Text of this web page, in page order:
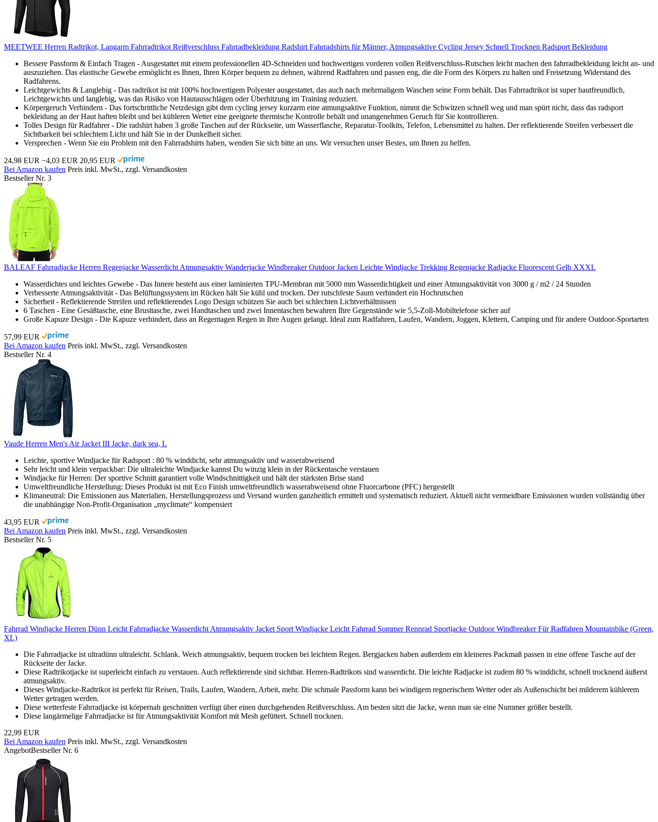
MEETWEE Herren Radtrikot, Langarm Fahrradtrikot Reißverschluss Fahrradbekleidung Radshirt Fahrradshirts für Männer, Atmungsaktive Cycling Jersey Schnell Trocknen Radsport Bekleidung
Bessere Passform & Einfach Tragen - Ausgestattet mit einem professionellen 4D-Schneiden und hochwertigen vorderen vollen Reißverschluss-Rutschen leicht machen den fahrradbekleidung leicht an- und
auszuziehen. Das elastische Gewebe ermöglicht es Ihnen, Ihren Körper bequem zu dehnen, während Radfahren und passen eng, die die Form des Körpers zu halten und Freisetzung Widerstand des
Radfahrens.
Leichtgewichts & Langlebig - Das radtrikot ist mit 100% hochwertigem Polyester ausgestattet, das auch nach mehrmaligem Waschen seine Form behält. Das Fahrradtrikot ist super hautfreundlich,
Leichtgewichts und langlebig, was das Risiko von Hautausschlägen oder Überhitzung im Training reduziert.
Körpergeruch Verhindern - Das fortschrittliche Netzdesign gibt dem cycling jersey kurzarm eine atmungsaktive Funktion, nimmt die Schwitzen schnell weg und man spürt nicht, dass das radsport
bekleidung an der Haut haften bleibt und bei kühleren Wetter eine geeignete thermische Kontrolle behält und unangenehmen Geruch für Sie kontrollieren.
Tolles Design für Radfahrer - Die radshirt haben 3 große Taschen auf der Rückseite, um Wasserflasche, Reparatur-Toolkits, Telefon, Lebensmittel zu halten. Der reflektierende Streifen verbessert die
Sichtbarkeit bei schlechtem Licht und hält Sie in der Dunkelheit sicher.
Versprechen - Wenn Sie ein Problem mit den Fahrradshirts haben, wenden Sie sich bitte an uns. Wir versuchen unser Bestes, um Ihnen zu helfen.
24,98 EUR −4,03 EUR 20,95 EUR
Bei Amazon kaufen Preis inkl. MwSt., zzgl. Versandkosten
Bestseller Nr. 3
BALEAF Fahrradjacke Herren Regenjacke Wasserdicht Atmungsaktiv Wanderjacke Windbreaker Outdoor Jacken Leichte Windjacke Trekking Regenjacke Radjacke Fluorescent Gelb XXXL
Wasserdichtes und leichtes Gewebe - Das Innere besteht aus einer laminierten TPU-Membran mit 5000 mm Wasserdichtigkeit und einer Atmungsaktivität von 3000 g / m2 / 24 Stunden
Verbesserte Atmungsaktivität - Das Belüftungssystem im Rücken hält Sie kühl und trocken. Der rutschfeste Saum verhindert ein Hochrutschen
Sicherheit - Reflektierende Streifen und reflektierendes Logo Design schützen Sie auch bei schlechten Lichtverhältnissen
6 Taschen - Eine Gesäßtasche, eine Brusttasche, zwei Handtaschen und zwei Innentaschen bewahren Ihre Gegenstände wie 5,5-Zoll-Mobiltelefone sicher auf
Große Kapuze Design - Die Kapuze verhindert, dass an Regentagen Regen in Ihre Augen gelangt. Ideal zum Radfahren, Laufen, Wandern, Joggen, Klettern, Camping und für andere Outdoor-Sportarten
57,99 EUR
Bei Amazon kaufen Preis inkl. MwSt., zzgl. Versandkosten
Bestseller Nr. 4
Vaude Herren Men's Air Jacket III Jacke, dark sea, L
Leichte, sportive Windjacke für Radsport : 80 % winddicht, sehr atmungsaktiv und wasserabweisend
Sehr leicht und klein verpackbar: Die ultraleichte Windjacke kannst Du winzig klein in der Rückentasche verstauen
Windjacke für Herren: Der sportive Schnitt garantiert volle Windschnittigkeit und hält der stärksten Brise stand
Umweltfreundliche Herstellung: Dieses Produkt ist mit Eco Finish umweltfreundlich wasserabweisend ohne Fluorcarbone (PFC) hergestellt
Klimaneutral: Die Emissionen aus Materialien, Herstellungsprozess und Versand wurden ganzheitlich ermittelt und systematisch reduziert. Aktuell nicht vermeidbare Emissionen wurden vollständig über
die unabhängige Non-Profit-Organisation „myclimate“ kompensiert
43,95 EUR
Bei Amazon kaufen Preis inkl. MwSt., zzgl. Versandkosten
Bestseller Nr. 5
Fahrrad Windjacke Herren Dünn Leicht Fahrradjacke Wasserdicht Atmungsaktiv Jacket Sport Windjacke Leicht Fahrrad Sommer Rennrad Sportjacke Outdoor Windbreaker Für Radfahren Mountainbike (Green,
XL)
Die Fahrradjacke ist ultradünn ultraleicht. Schlank. Weich atmungsaktiv, bequem trocken bei leichtem Regen. Bergjacken haben außerdem ein kleineres Packmaß passen in eine offene Tasche auf der
Rückseite der Jacke.
Diese Radtrikotjacke ist superleicht einfach zu verstauen. Auch reflektierende sind sichtbar. Herren-Radtrikots sind wasserdicht. Die leichte Radjacke ist zudem 80 % winddicht, schnell trocknend äußerst
atmungsaktiv.
Dieses Windjacke-Radtrikot ist perfekt für Reisen, Trails, Laufen, Wandern, Arbeit, mehr. Die schmale Passform kann bei windigem regnerischem Wetter oder als Außenschicht bei milderem kühlerem
Wetter getragen werden.
Diese wetterfeste Fahrradjacke ist körpernah geschnitten verfügt über einen durchgehenden Reißverschluss. Am besten sitzt die Jacke, wenn man sie eine Nummer größer bestellt.
Diese langärmelige Fahrradjacke ist für Atmungsaktivität Komfort mit Mesh gefüttert. Schnell trocknen.
22,99 EUR
Bei Amazon kaufen Preis inkl. MwSt., zzgl. Versandkosten
AngebotBestseller Nr. 6